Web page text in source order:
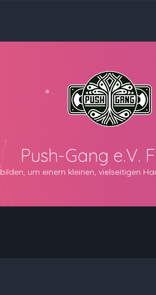
Push-Gang e.V.
um einem kleinen, vielseitigen